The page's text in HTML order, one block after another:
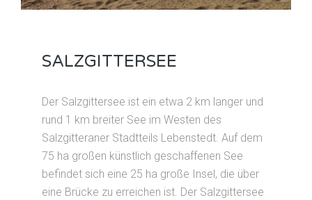
SALZGITTERSEE
Der Salzgittersee ist ein etwa 2 km langer und
rund 1 km breiter See im Westen des
Salzgitteraner Stadtteils Lebenstedt. Auf dem
75 ha großen künstlich geschaffenen See
befindet sich eine 25 ha große Insel, die über
eine Brücke zu erreichen ist. Der Salzgittersee